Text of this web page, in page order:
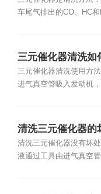
车尾气排出的CO、HC
三元催化器清洗如
三元催化器清洗使用方
进气真空管吸入发动机
清洗三元催化器的
清洗三元催化器没有坏
液通过工具由进气真空